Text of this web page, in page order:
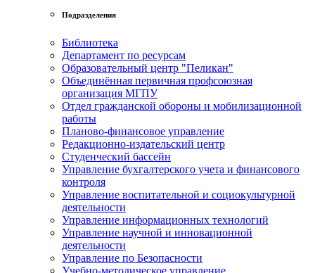
Подразделения
Библиотека
Департамент по ресурсам
Образовательный центр "Пеликан"
Объединённая первичная профсоюзная
организация МГПУ
Отдел гражданской обороны и мобилизационной
работы
Планово-финансовое управление
Редакционно-издательский центр
Студенческий бассейн
Управление бухгалтерского учета и финансового
контроля
Управление воспитательной и социокультурной
деятельности
Управление информационных технологий
Управление научной и инновационной
деятельности
Управление по Безопасности
Учебно-методическое управление